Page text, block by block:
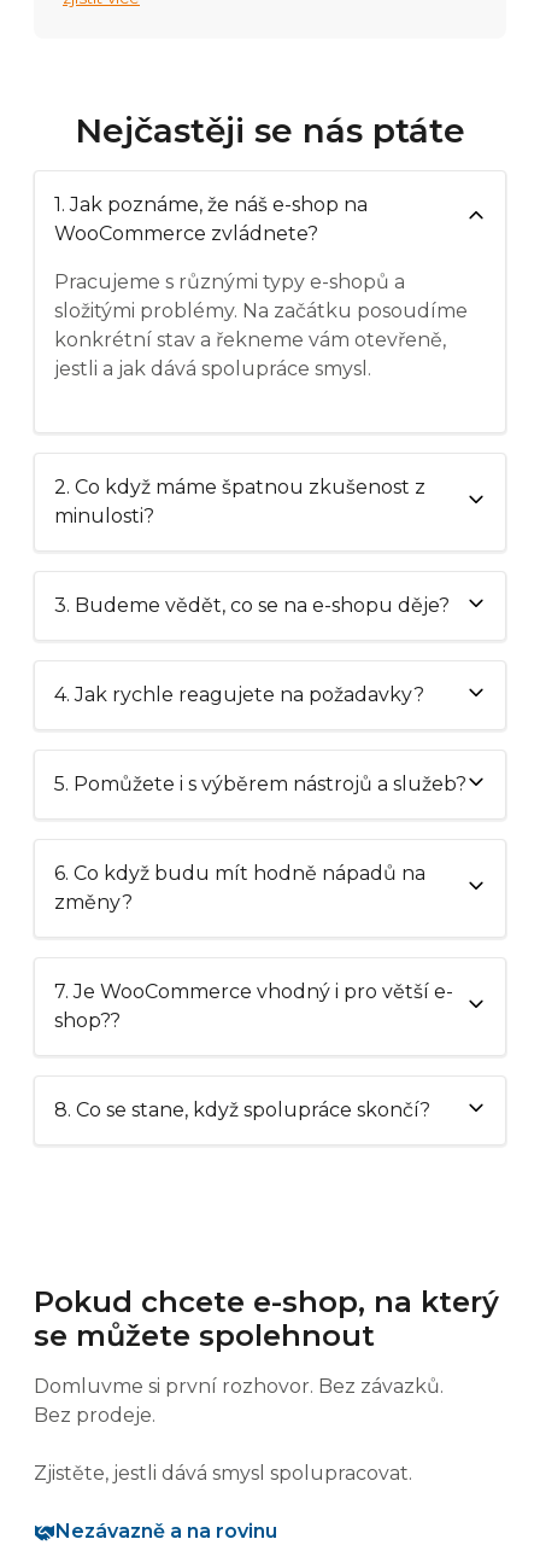
Nejčastěji se nás ptáte
1. Jak poznáme, že náš e-shop na
WooCommerce zvládnete?
Pracujeme s různými typy e-shopů a
složitými problémy. Na začátku posoudíme
konkrétní stav a řekneme vám otevřeně,
jestli a jak dává spolupráce smysl.
2. Co když máme špatnou zkušenost z
minulosti?
3. Budeme vědět, co se na e-shopu děje?
4. Jak rychle reagujete na požadavky?
5. Pomůžete i s výběrem nástrojů a služeb?
6. Co když budu mít hodně nápadů na
změny?
7. Je WooCommerce vhodný i pro větší e-
shop??
8. Co se stane, když spolupráce skončí?
Pokud chcete e-shop, na který
se můžete spolehnout
Domluvme si první rozhovor. Bez závazků.
Bez prodeje.
Zjistěte, jestli dává smysl spolupracovat.
Nezávazně a na rovinu